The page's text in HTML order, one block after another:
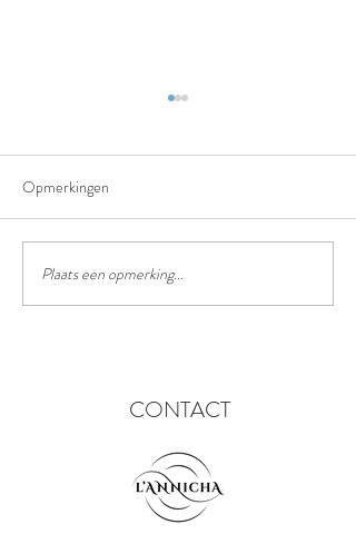
Het chinees lantaarn festival
Opmerkingen
Plaats een opmerking...
CONTACT